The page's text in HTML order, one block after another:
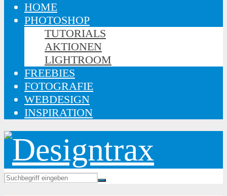
HOME
PHOTOSHOP
TUTORIALS
AKTIONEN
LIGHTROOM
FREEBIES
FOTOGRAFIE
WEBDESIGN
INSPIRATION